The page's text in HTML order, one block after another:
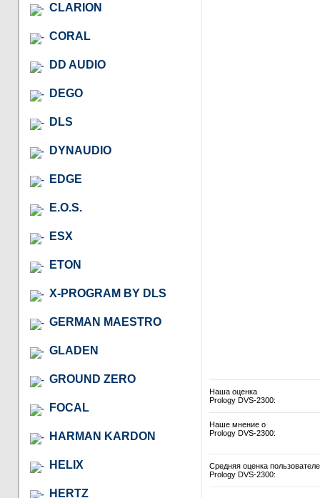
CLARION
CORAL
DD AUDIO
DEGO
DLS
DYNAUDIO
EDGE
E.O.S.
ESX
ETON
X-PROGRAM BY DLS
GERMAN MAESTRO
GLADEN
GROUND ZERO
FOCAL
HARMAN KARDON
HELIX
HERTZ
Наша оценка
Prology DVS-2300:
Наше мнение о
Prology DVS-2300:
Средняя оценка
Prology DVS-2300: